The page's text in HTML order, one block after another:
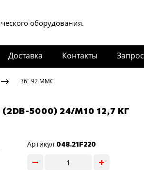
оборудования.
Доставка Контакты Запрос
36" 92 MMC
5000) 24/M10 12,7 КГ
Артикул 048.21F220